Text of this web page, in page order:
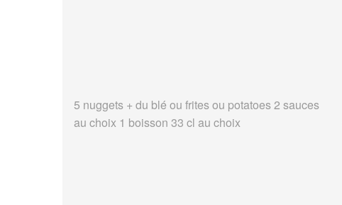
5 nuggets + du blé ou frites ou potatoes 2 sauces
au choix 1 boisson 33 cl au choix